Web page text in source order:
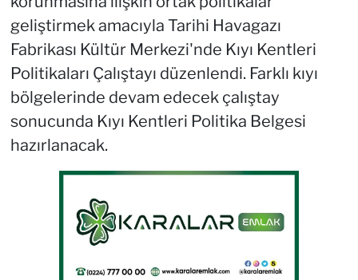
geliştirmek amacıyla Tarihi Havagazı
Fabrikası Kültür Merkezi'nde Kıyı Kentleri
Politikaları Çalıştayı düzenlendi. Farklı kıyı
bölgelerinde devam edecek çalıştay
sonucunda Kıyı Kentleri Politika Belgesi
hazırlanacak.